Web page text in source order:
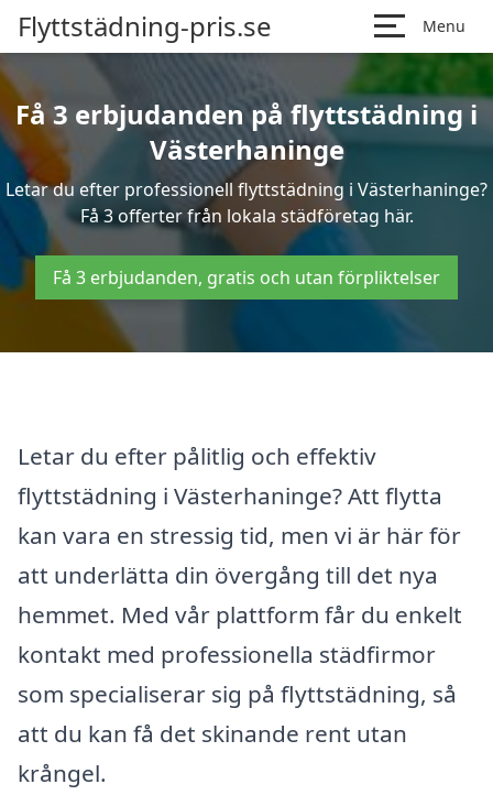
Flyttstädning-pris.se Menu
Få 3 erbjudanden på flyttstädning i
Västerhaninge
Letar du efter professionell flyttstädning i Västerhaninge?
Få 3 offerter från lokala städföretag här.
Få 3 erbjudanden, gratis och utan förpliktelser
Letar du efter pålitlig och effektiv
flyttstädning i Västerhaninge? Att flytta
kan vara en stressig tid, men vi är här för
att underlätta din övergång till det nya
hemmet. Med vår plattform får du enkelt
kontakt med professionella städfirmor
som specialiserar sig på flyttstädning, så
att du kan få det skinande rent utan
krångel.